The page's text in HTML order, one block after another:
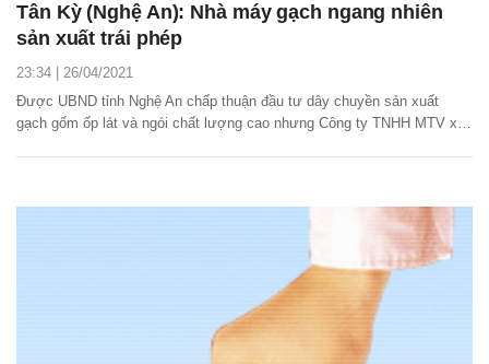
Tân Kỳ (Nghệ An): Nhà máy gạch ngang nhiên
sản xuất trái phép
23:34 | 26/04/2021
Được UBND tỉnh Nghệ An chấp thuận đầu tư dây chuyền sản xuất
gạch gốm ốp lát và ngói chất lượng cao nhưng Công ty TNHH MTV xe